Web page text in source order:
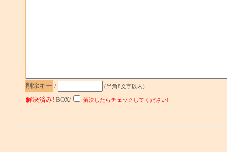
削除キー / (半角8文字以内)
解決済み! BOX/ 解決したらチェックしてください!